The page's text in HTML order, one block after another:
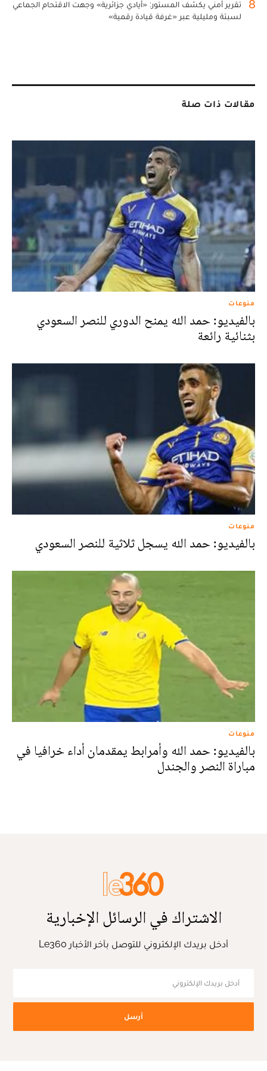
8
تقرير أمني يكشف المستور: «أيادي جزائرية» وجهت الاقتحام الجماعي
لسبتة ومليلية عبر «غرفة قيادة رقمية»
مقالات ذات صلة
منوعات
بالفيديو: حمد الله يمنح الدوري للنصر السعودي
بثنائية رائعة
منوعات
بالفيديو: حمد الله يسجل ثلاثية للنصر السعودي
منوعات
بالفيديو: حمد الله وأمرابط يمقدمان أداء خرافيا في
مباراة النصر والجندل
الاشتراك في الرسائل الإخبارية
أدخل بريدك الإلكتروني للتوصل بآخر الأخبار Le360
أرسل